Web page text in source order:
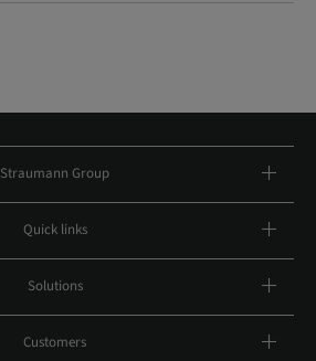
Straumann Group
Quick links
Solutions
Customers